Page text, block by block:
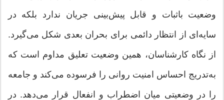
وضعیت باثبات و قابل پیش‌بینی جریان ندارد بلکه در
سایه‌ای از انتظار دائمی برای بحران بعدی شکل می‌گیرد.
از نگاه کارشناسان، همین وضعیت تعلیق مداوم است که
به‌تدریج احساس امنیت روانی را فرسوده می‌کند و جامعه
را در وضعیتی میان اضطراب و انفعال قرار می‌دهد. در